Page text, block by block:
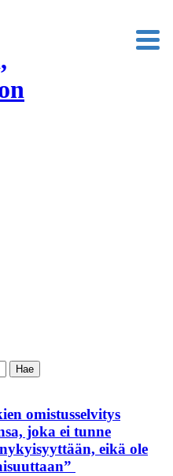
omistusselvitys
joka ei tunne
eikä ole